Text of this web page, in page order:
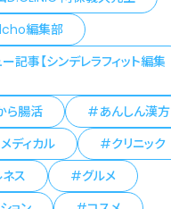
編集部
ー記事【シンデレラフィット編集
ら腸活
あんしん漢方
ディカル
クリニック
ス
グルメ